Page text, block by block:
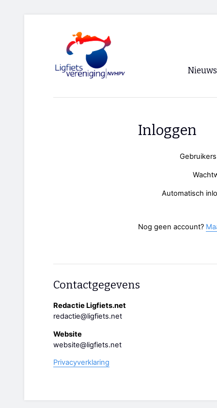
Nieuws
Inloggen
Automatisch
Nog geen account?
Contactgegevens
Redactie Ligfiets.net
redactie@ligfiets.net
Website
website@ligfiets.net
Privacyverklaring